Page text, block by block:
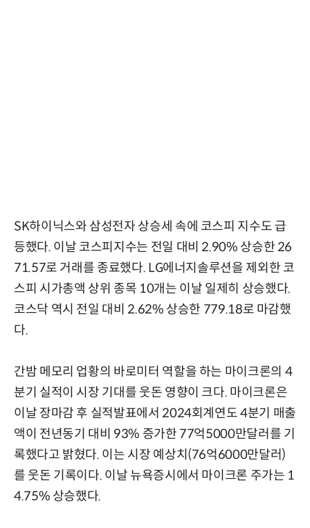
SK하이닉스와 삼성전자 상승세 속에 코스피 지수도 급
등했다. 이날 코스피지수는 전일 대비 2.90% 상승한 26
71.57로 거래를 종료했다. LG에너지솔루션을 제외한 코
스피 시가총액 상위 종목 10개는 이날 일제히 상승했다.
코스닥 역시 전일 대비 2.62% 상승한 779.18로 마감했
다.
간밤 메모리 업황의 바로미터 역할을 하는 마이크론의 4
분기 실적이 시장 기대를 웃돈 영향이 크다. 마이크론은
이날 장마감 후 실적발표에서 2024회계연도 4분기 매출
액이 전년동기 대비 93% 증가한 77억5000만달러를 기
록했다고 밝혔다. 이는 시장 예상치(76억6000만달러)
를 웃돈 기록이다. 이날 뉴욕증시에서 마이크론 주가는 1
4.75% 상승했다.